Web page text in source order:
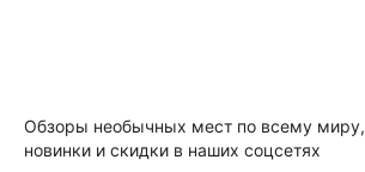
Обзоры необычных мест по всему миру,
новинки и скидки в наших соцсетях